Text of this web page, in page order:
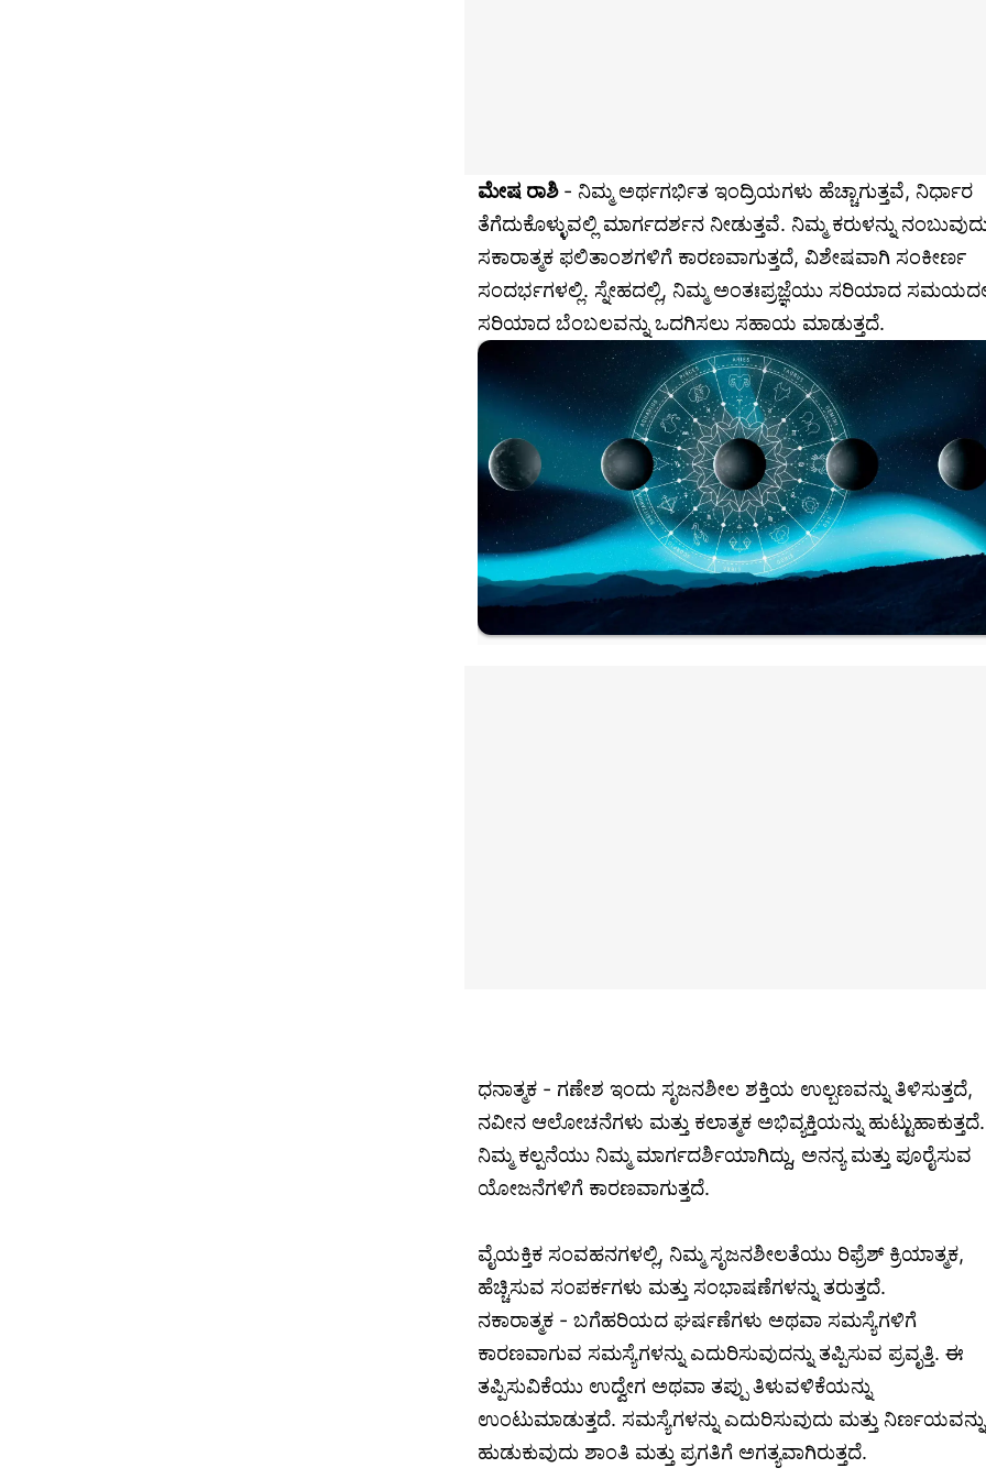
ಮೇಷ ರಾಶಿ - ನಿಮ್ಮ ಅರ್ಥಗರ್ಭಿತ ಇಂದ್ರಿಯಗಳು ಹೆಚ್ಚಾಗುತ್ತವೆ, ನಿರ್ಧಾರ
ತೆಗೆದುಕೊಳ್ಳುವಲ್ಲಿ ಮಾರ್ಗದರ್ಶನ ನೀಡುತ್ತವೆ. ನಿಮ್ಮ ಕರುಳನ್ನು
ಸಕಾರಾತ್ಮಕ ಫಲಿತಾಂಶಗಳಿಗೆ ಕಾರಣವಾಗುತ್ತದೆ, ವಿಶೇಷವಾಗಿ ಸಂಕೀರ್ಣ
ಸಂದರ್ಭಗಳಲ್ಲಿ. ಸ್ನೇಹದಲ್ಲಿ, ನಿಮ್ಮ ಅಂತಃಪ್ರಜ್ಞೆಯು ಸರಿಯಾದ
ಸರಿಯಾದ ಬೆಂಬಲವನ್ನು ಒದಗಿಸಲು ಸಹಾಯ ಮಾಡುತ್ತದೆ.
ಧನಾತ್ಮಕ - ಗಣೇಶ ಇಂದು ಸೃಜನಶೀಲ ಶಕ್ತಿಯ ಉಲ್ಬಣವನ್ನು ತಿಳಿಸುತ್ತದೆ,
ನವೀನ ಆಲೋಚನೆಗಳು ಮತ್ತು ಕಲಾತ್ಮಕ ಅಭಿವ್ಯಕ್ತಿಯನ್ನು ಹುಟ್ಟುಹಾಕುತ್ತದೆ.
ನಿಮ್ಮ ಕಲ್ಪನೆಯು ನಿಮ್ಮ ಮಾರ್ಗದರ್ಶಿಯಾಗಿದ್ದು, ಅನನ್ಯ ಮತ್ತು ಪೂರೈಸುವ
ಯೋಜನೆಗಳಿಗೆ ಕಾರಣವಾಗುತ್ತದೆ.
ವೈಯಕ್ತಿಕ ಸಂವಹನಗಳಲ್ಲಿ, ನಿಮ್ಮ ಸೃಜನಶೀಲತೆಯು ರಿಫ್ರೆಶ್ ಕ್ರಿಯಾತ್ಮಕ,
ಹೆಚ್ಚಿಸುವ ಸಂಪರ್ಕಗಳು ಮತ್ತು ಸಂಭಾಷಣೆಗಳನ್ನು ತರುತ್ತದೆ.
ನಕಾರಾತ್ಮಕ - ಬಗೆಹರಿಯದ ಘರ್ಷಣೆಗಳು ಅಥವಾ ಸಮಸ್ಯೆಗಳಿಗೆ
ಕಾರಣವಾಗುವ ಸಮಸ್ಯೆಗಳನ್ನು ಎದುರಿಸುವುದನ್ನು ತಪ್ಪಿಸುವ ಪ್ರವೃತ್ತಿ. ಈ
ತಪ್ಪಿಸುವಿಕೆಯು ಉದ್ವೇಗ ಅಥವಾ ತಪ್ಪು ತಿಳುವಳಿಕೆಯನ್ನು
ಉಂಟುಮಾಡುತ್ತದೆ. ಸಮಸ್ಯೆಗಳನ್ನು ಎದುರಿಸುವುದು ಮತ್ತು ನಿರ್ಣಯವನ್ನು
ಹುಡುಕುವುದು ಶಾಂತಿ ಮತ್ತು ಪ್ರಗತಿಗೆ ಅಗತ್ಯವಾಗಿರುತ್ತದೆ.